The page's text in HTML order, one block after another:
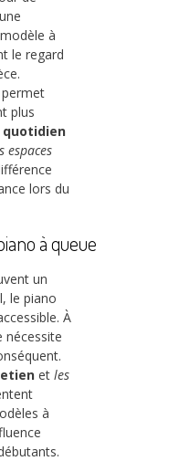
à
le regard
plus
espaces
lors du
à queue
un
le piano
À
nécessite
et les
à